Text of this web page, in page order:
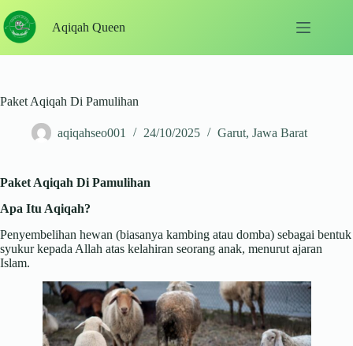
to
content
Aqiqah Queen
Paket Aqiqah Di Pamulihan
aqiqahseo001 24/10/2025 Garut, Jawa Barat
Paket Aqiqah Di Pamulihan
Apa Itu Aqiqah?
Penyembelihan hewan (biasanya kambing atau domba) sebagai bentuk
syukur kepada Allah atas kelahiran seorang anak, menurut ajaran
Islam.